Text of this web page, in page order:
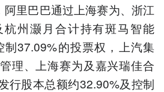
阿里巴巴通过上海赛为、浙江
州灏月合计持有斑马智能
37.09%的投票权，上汽集
理、上海赛为及嘉兴瑞佳合
行股本总额约32.90%及控制